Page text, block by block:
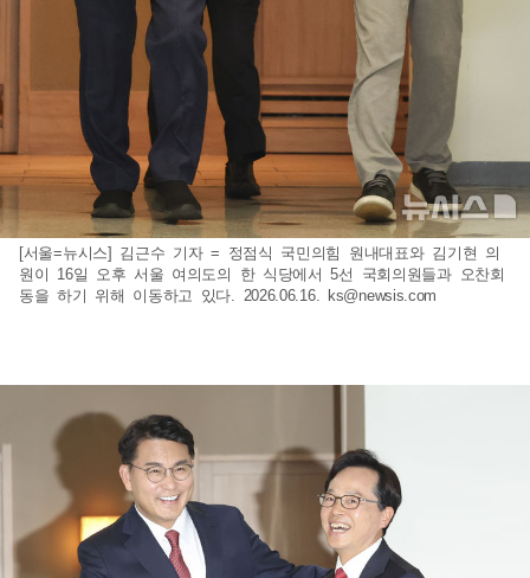
[서울=뉴시스] 김근수 기자 = 정점식 국민의힘 원내대표와 김기현 의
원이 16일 오후 서울 여의도의 한 식당에서 5선 국회의원들과 오찬회
동을 하기 위해 이동하고 있다. 2026.06.16.
ks@newsis.com